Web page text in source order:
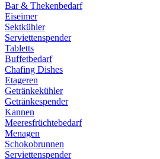
Bar & Thekenbedarf
Eiseimer
Sektkühler
Serviettenspender
Tabletts
Buffetbedarf
Chafing Dishes
Etageren
Getränkekühler
Getränkespender
Kannen
Meeresfrüchtebedarf
Menagen
Schokobrunnen
Serviettenspender